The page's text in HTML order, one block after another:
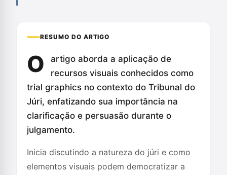
RESUMO DO ARTIGO
O
artigo aborda a aplicação de
recursos visuais conhecidos como
trial graphics no contexto do Tribunal do
Júri, enfatizando sua importância na
clarificação e persuasão durante o
julgamento.
Inicia discutindo a natureza do júri e como
elementos visuais podem democratizar a